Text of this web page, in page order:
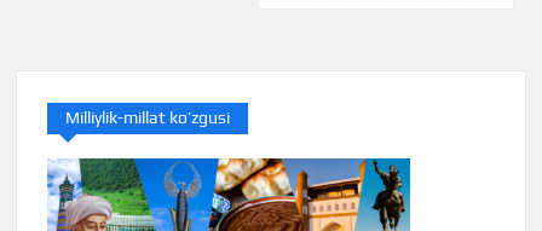
Milliylik-millat ko’zgusi